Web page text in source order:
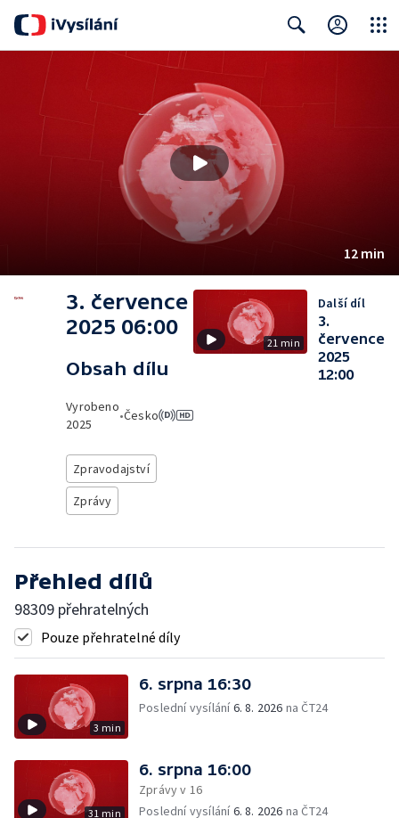
12 min
3. července
2025 06:00
Obsah dílu
Vyrobeno
2025
•Česko
Zpravodajství
Zprávy
21 min
Další díl
3.
července
2025
12:00
Přehled dílů
98309 přehratelných
Pouze přehratelné díly
3 min
6. srpna 16:30
Poslední vysílání6. 8. 2026 na ČT24
31 min
6. srpna 16:00
Zprávy v 16
Poslední vysílání6. 8. 2026 na ČT24